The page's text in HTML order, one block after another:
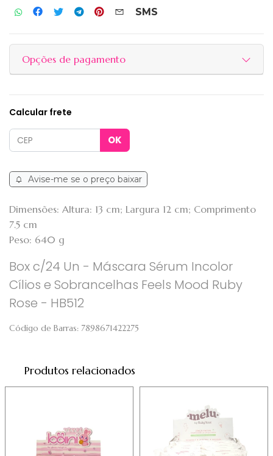
SMS
Opções de pagamento
Calcular frete
Avise-me se o preço baixar
Dimensões: Altura: 13 cm; Largura 12 cm; Comprimento
7.5 cm
Peso: 640 g
Box c/24 Un - Máscara Sérum Incolor
Cílios e Sobrancelhas Feels Mood Ruby
Rose - HB512
Código de Barras: 7898671422275
Produtos relacionados